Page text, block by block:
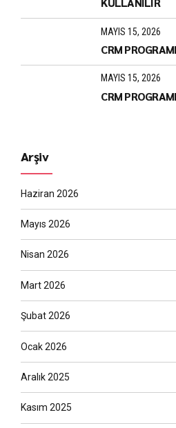
MAYIS 15, 2026
CRM
MAYIS 15, 2026
CRM
Arşiv
Haziran 2026
Mayıs 2026
Nisan 2026
Mart 2026
Şubat 2026
Ocak 2026
Aralık 2025
Kasım 2025